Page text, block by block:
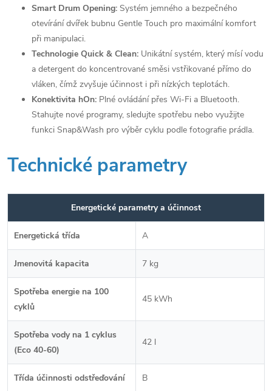
Smart Drum Opening: Systém jemného a bezpečného
otevírání dvířek bubnu Gentle Touch pro maximální komfort
při manipulaci.
Technologie Quick & Clean: Unikátní systém, který mísí vodu
a detergent do koncentrované směsi vstřikované přímo do
vláken, čímž zvyšuje účinnost i při nízkých teplotách.
Konektivita hOn: Plné ovládání přes Wi-Fi a Bluetooth.
Stahujte nové programy, sledujte spotřebu nebo využijte
funkci Snap&Wash pro výběr cyklu podle fotografie prádla.
Technické parametry
Energetické parametry a účinnost
Energetická třída A
Jmenovitá kapacita 7 kg
Spotřeba energie na 100
cyklů
45 kWh
Spotřeba vody na 1 cyklus
(Eco 40-60)
42 l
Třída účinnosti odstřeďování B